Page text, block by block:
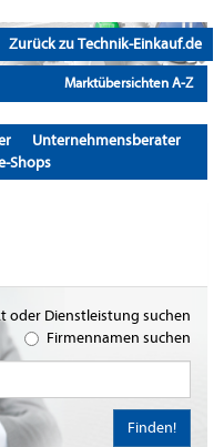
Zurück zu Technik-Einkauf.de
Marktübersichten A-Z
Unternehmensberater
Shops
oder Dienstleistung suchen
Firmennamen suchen
Finden!